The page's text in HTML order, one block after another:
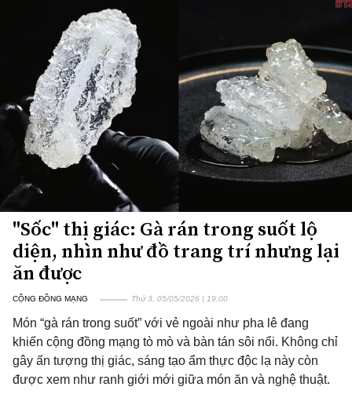
"Sốc" thị giác: Gà rán trong suốt lộ
diện, nhìn như đồ trang trí nhưng lại
ăn được
CỘNG ĐỒNG MẠNG Thứ 3, 05/05/2026 | 19:00
Món “gà rán trong suốt” với vẻ ngoài như pha lê đang
khiến cộng đồng mạng tò mò và bàn tán sôi nổi. Không chỉ
gây ấn tượng thị giác, sáng tạo ẩm thực độc lạ này còn
được xem như ranh giới mới giữa món ăn và nghệ thuật.